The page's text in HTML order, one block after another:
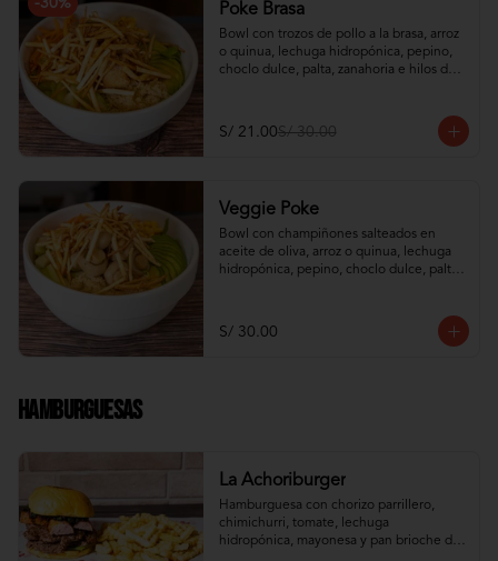
-30% Poke Brasa
Bowl con trozos de pollo a la brasa, arroz
o quinua, lechuga hidropónica, pepino,
choclo dulce, palta, zanahoria e hilos de
S/ 21.00S/ 30.00
Veggie Poke
Bowl con champiñones salteados en
aceite de oliva, arroz o quinua, lechuga
hidropónica, pepino, choclo dulce, palta,
S/ 30.00
Hamburguesas
La Achoriburger
Hamburguesa con chorizo parrillero,
chimichurri, tomate, lechuga
hidropónica, mayonesa y pan brioche de